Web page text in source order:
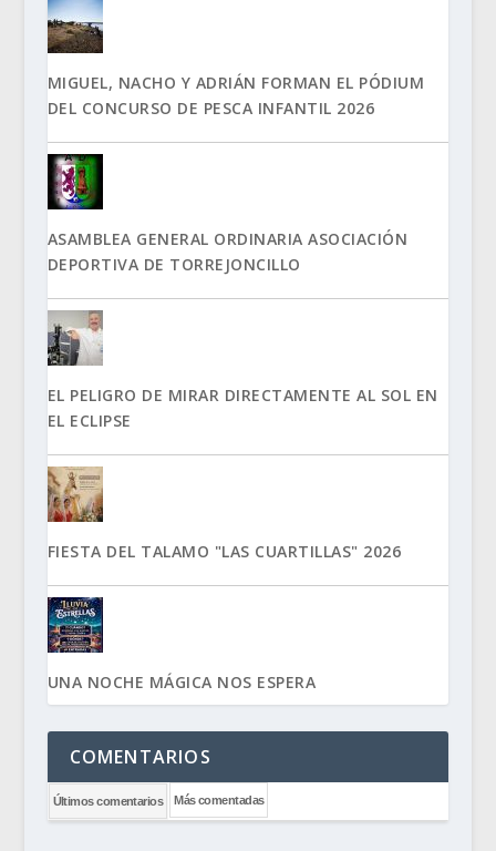
MIGUEL, NACHO Y ADRIÁN FORMAN EL PÓDIUM
DEL CONCURSO DE PESCA INFANTIL 2026
ASAMBLEA GENERAL ORDINARIA ASOCIACIÓN
DEPORTIVA DE TORREJONCILLO
EL PELIGRO DE MIRAR DIRECTAMENTE AL SOL EN
EL ECLIPSE
FIESTA DEL TALAMO "LAS CUARTILLAS" 2026
UNA NOCHE MÁGICA NOS ESPERA
COMENTARIOS
Últimos comentarios Más comentadas